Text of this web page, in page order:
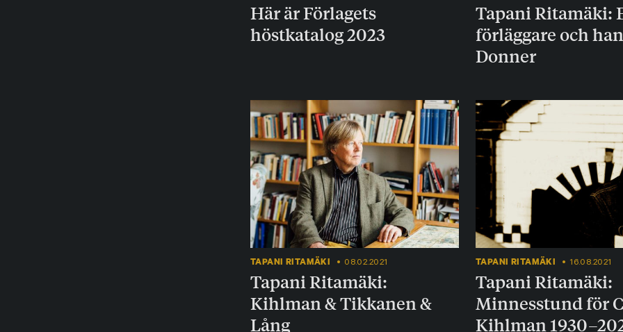
Här är Förlagets
höstkatalog 2023
Tapani Ritamäki:
förläggare och
Donner
TAPANI RITAMÄKI 08.02.2021
Tapani Ritamäki:
Kihlman & Tikkanen &
Lång
TAPANI RITAMÄKI 16.08.2021
Tapani Ritamäki:
Minnesstund för
Kihlman